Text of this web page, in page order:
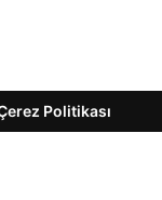
Politikası